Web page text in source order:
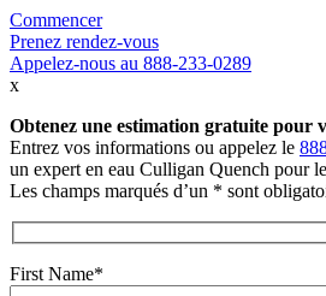
Commencer
Prenez rendez-vous
Appelez-nous au 888-233-0289
x
Obtenez une estimation gratuite pour
Entrez vos informations ou appelez le
un expert en eau Culligan Quench pour
Les champs marqués d’un * sont
First Name*